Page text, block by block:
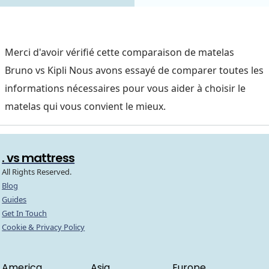
Merci d'avoir vérifié cette comparaison de matelas
Bruno vs Kipli Nous avons essayé de comparer toutes les
informations nécessaires pour vous aider à choisir le
matelas qui vous convient le mieux.
. vs mattress
All Rights Reserved.
Blog
Guides
Get In Touch
Cookie & Privacy Policy